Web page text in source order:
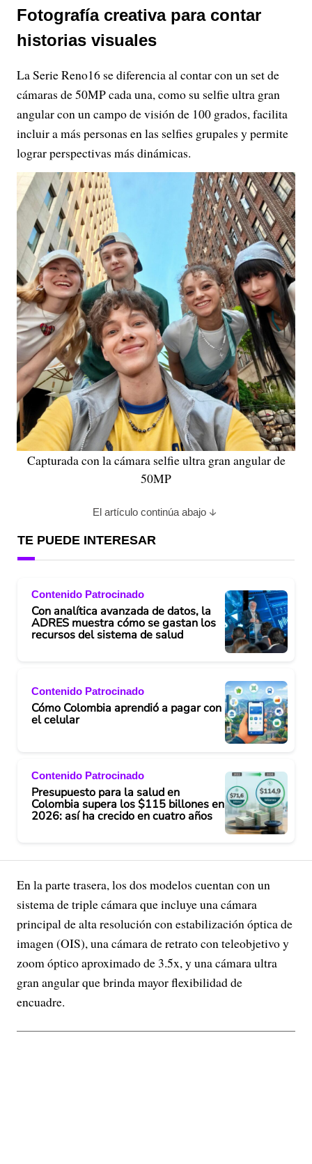
Fotografía creativa para contar
historias visuales
La Serie Reno16 se diferencia al contar con un set de
cámaras de 50MP cada una, como su selfie ultra gran
angular con un campo de visión de 100 grados, facilita
incluir a más personas en las selfies grupales y permite
lograr perspectivas más dinámicas.
Capturada con la cámara selfie ultra gran angular de
50MP
El artículo continúa abajo
TE PUEDE INTERESAR
Contenido Patrocinado
Con analítica avanzada de datos, la
ADRES muestra cómo se gastan los
recursos del sistema de salud
Contenido Patrocinado
Cómo Colombia aprendió a pagar con
el celular
Contenido Patrocinado
Presupuesto para la salud en
Colombia supera los $115 billones en
2026: así ha crecido en cuatro años
En la parte trasera, los dos modelos cuentan con un
sistema de triple cámara que incluye una cámara
principal de alta resolución con estabilización óptica de
imagen (OIS), una cámara de retrato con teleobjetivo y
zoom óptico aproximado de 3.5x, y una cámara ultra
gran angular que brinda mayor flexibilidad de
encuadre.